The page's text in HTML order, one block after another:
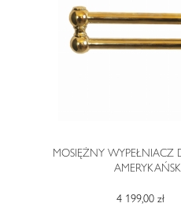
MOSIĘŻNY
4 199,00 zł